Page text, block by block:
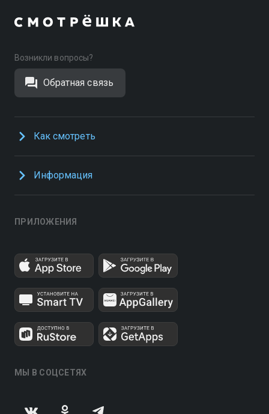
Возникли вопросы?
Обратная связь
Как смотреть
Информация
ПРИЛОЖЕНИЯ
МЫ В СОЦСЕТЯХ